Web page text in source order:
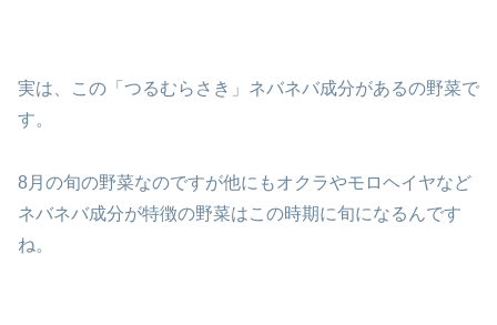
実は、この「つるむらさき」ネバネバ成分があるの野菜で
す。
8月の旬の野菜なのですが他にもオクラやモロヘイヤなど
ネバネバ成分が特徴の野菜はこの時期に旬になるんです
ね。